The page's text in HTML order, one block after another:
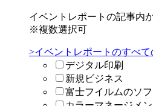
イベントレポートの記事内
※複数選択可
>イベントレポートのすべて
デジタル印刷
新規ビジネス
富士フイルムのソ